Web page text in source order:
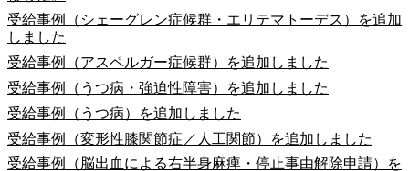
受給事例（シェーグレン症候群・エリテマトーデス）を追加
しました
受給事例（アスペルガー症候群）を追加しました
受給事例（うつ病・強迫性障害）を追加しました
受給事例（うつ病）を追加しました
受給事例（変形性膝関節症／人工関節）を追加しました
受給事例（脳出血による右半身麻痺・停止事由解除申請）を